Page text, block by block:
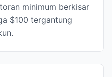
minimum berkisar
$100 tergantung